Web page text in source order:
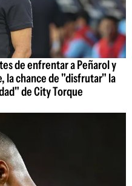
de enfrentar a Peñarol y
la chance de "disfrutar" la
de City Torque